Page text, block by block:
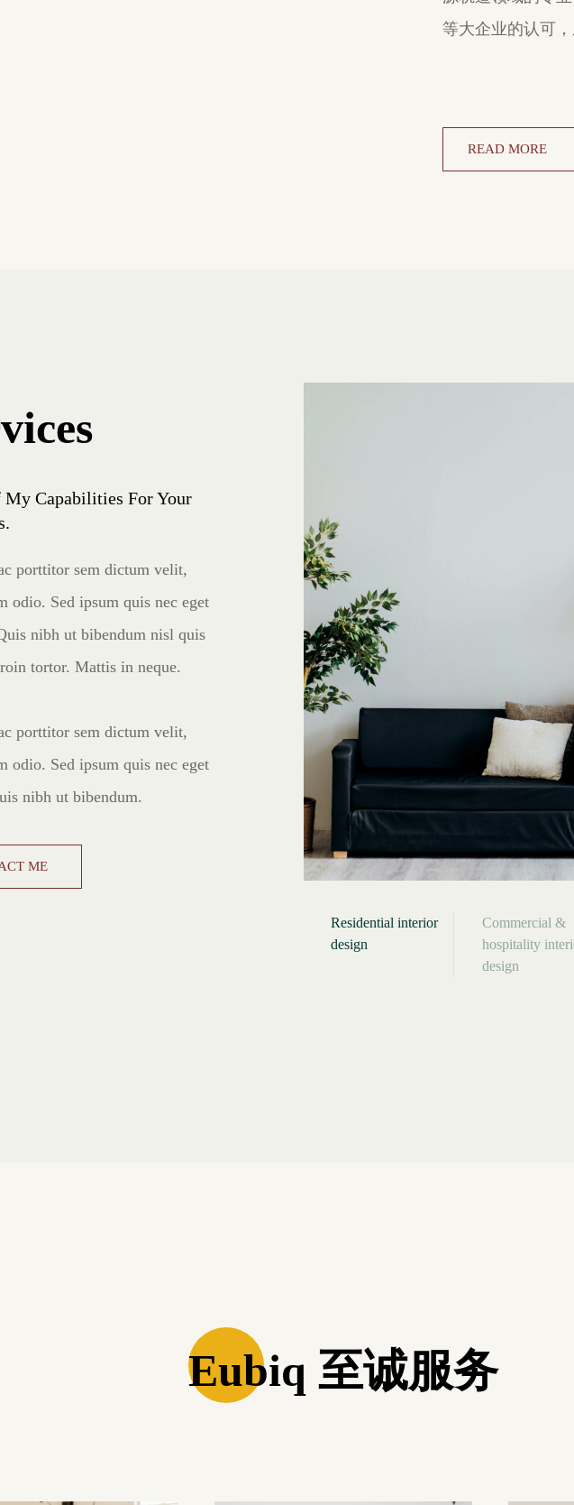
等大企业的认可
READ MORE
My Capabilities For Your
porttitor sem dictum velit,
odio. Sed ipsum quis nec eget
nibh ut bibendum nisl quis
tortor. Mattis in neque.
porttitor sem dictum velit,
odio. Sed ipsum quis nec eget
nibh ut bibendum.
ME
Residential interior
design
Commercial &
hospitality
design
Eubiq 至诚服务